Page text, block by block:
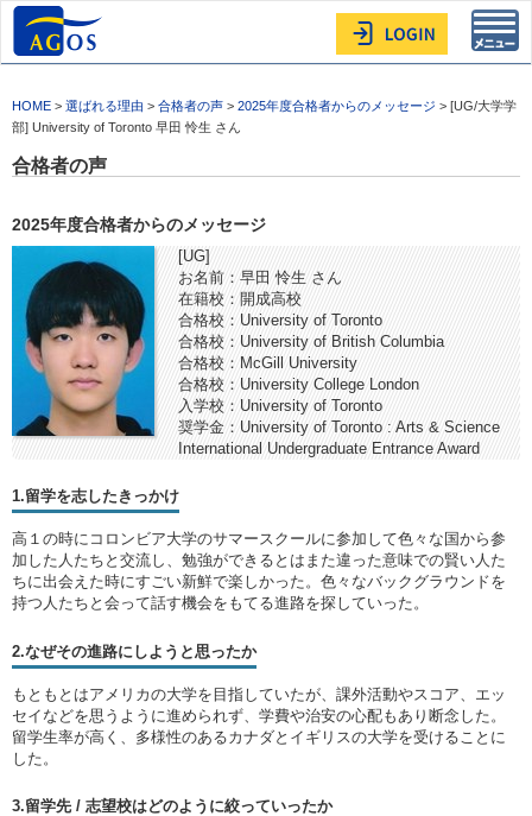
HOME > 選ばれる理由 > 合格者の声 > 2025年度合格者からのメッセージ > [UG/大学学
部] University of Toronto 早田 怜生 さん
合格者の声
2025年度合格者からのメッセージ
[UG]
お名前：早田 怜生 さん
在籍校：開成高校
合格校：University of Toronto
合格校：University of British Columbia
合格校：McGill University
合格校：University College London
入学校：University of Toronto
奨学金：University of Toronto : Arts & Science
International Undergraduate Entrance Award
1.留学を志したきっかけ
高１の時にコロンビア大学のサマースクールに参加して色々な国から参
加した人たちと交流し、勉強ができるとはまた違った意味での賢い人た
ちに出会えた時にすごい新鮮で楽しかった。色々なバックグラウンドを
持つ人たちと会って話す機会をもてる進路を探していった。
2.なぜその進路にしようと思ったか
もともとはアメリカの大学を目指していたが、課外活動やスコア、エッ
セイなどを思うように進められず、学費や治安の心配もあり断念した。
留学生率が高く、多様性のあるカナダとイギリスの大学を受けることに
した。
3.留学先 / 志望校はどのように絞っていったか